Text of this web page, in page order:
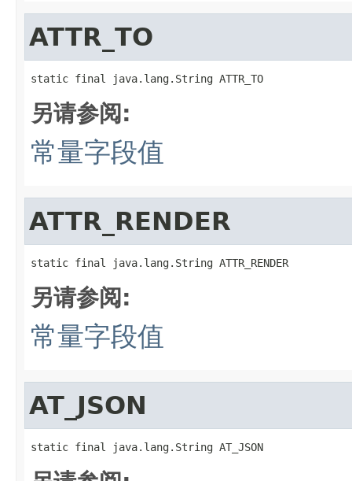
ATTR_TO
static final java.lang.String ATTR_TO
另请参阅:
常量字段值
ATTR_RENDER
static final java.lang.String ATTR_RENDER
另请参阅:
常量字段值
AT_JSON
static final java.lang.String AT_JSON